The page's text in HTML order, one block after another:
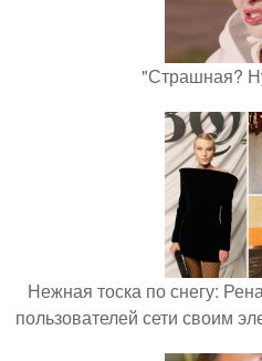
"Страшная?
Нежная тоска по снегу:
пользователей сети своим